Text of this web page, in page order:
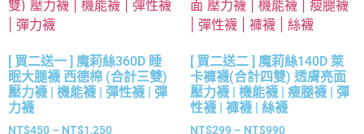
[ 買二送一 ] 魔莉絲360D 睡
眠大腿襪 西德棉 (合計三雙)
壓力襪 | 機能襪 | 彈性襪 | 彈
力襪
NT$450 – NT$1,250
[ 買二送二 ] 魔莉絲140D 萊
卡褲襪(合計四雙) 透膚亮面
壓力襪 | 機能襪 | 瘦腿襪 | 彈
性襪 | 褲襪 | 絲襪
NT$299 – NT$990